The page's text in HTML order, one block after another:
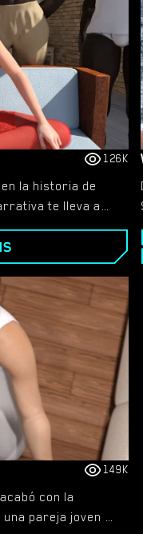
126K
la historia de
te lleva a
y escenas de
detalladas y una
Nora está lleno
149K
con la
pareja joven y